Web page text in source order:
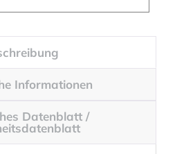
Informationen
Datenblatt /